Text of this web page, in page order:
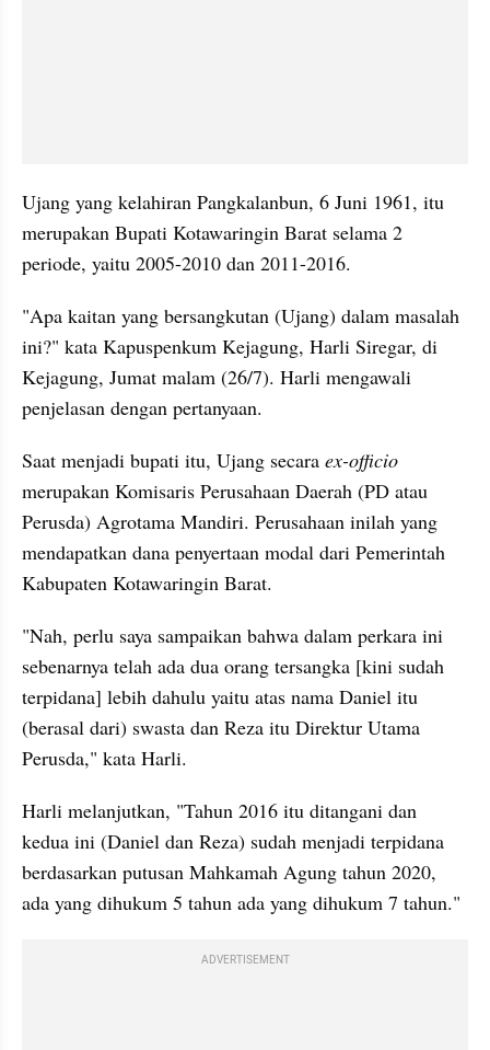
Ujang yang kelahiran Pangkalanbun, 6 Juni 1961, itu
merupakan Bupati Kotawaringin Barat selama 2
periode, yaitu 2005-2010 dan 2011-2016.
"Apa kaitan yang bersangkutan (Ujang) dalam masalah
ini?" kata Kapuspenkum Kejagung, Harli Siregar, di
Kejagung, Jumat malam (26/7). Harli mengawali
penjelasan dengan pertanyaan.
Saat menjadi bupati itu, Ujang secara ex-officio
merupakan Komisaris Perusahaan Daerah (PD atau
Perusda) Agrotama Mandiri. Perusahaan inilah yang
mendapatkan dana penyertaan modal dari Pemerintah
Kabupaten Kotawaringin Barat.
"Nah, perlu saya sampaikan bahwa dalam perkara ini
sebenarnya telah ada dua orang tersangka [kini sudah
terpidana] lebih dahulu yaitu atas nama Daniel itu
(berasal dari) swasta dan Reza itu Direktur Utama
Perusda," kata Harli.
Harli melanjutkan, "Tahun 2016 itu ditangani dan
kedua ini (Daniel dan Reza) sudah menjadi terpidana
berdasarkan putusan Mahkamah Agung tahun 2020,
ada yang dihukum 5 tahun ada yang dihukum 7 tahun."
ADVERTISEMENT